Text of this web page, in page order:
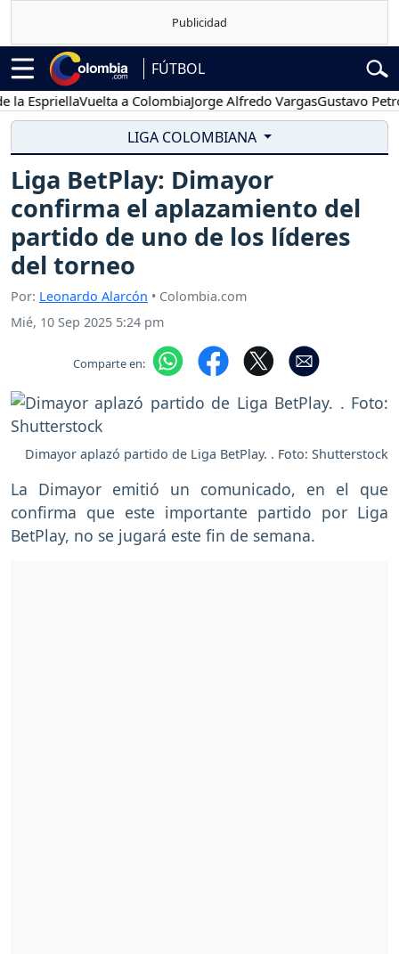
FÚTBOL
Vuelta a ColombiaJorge Alfredo VargasGustavo Petro
LIGA COLOMBIANA
Liga BetPlay: Dimayor
confirma el aplazamiento del
partido de uno de los líderes
del torneo
Por: Leonardo Alarcón • Colombia.com
Mié, 10 Sep 2025 5:24 pm
Comparte en:
Dimayor aplazó partido de Liga BetPlay. . Foto: Shutterstock
La Dimayor emitió un comunicado, en el que
confirma que este importante partido por Liga
BetPlay, no se jugará este fin de semana.